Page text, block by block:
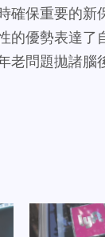
確保重要的新
的優勢表達了
老問題拋諸腦